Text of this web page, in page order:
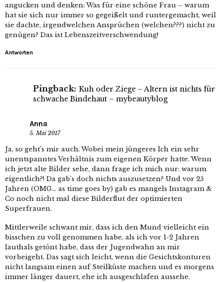
angucken und denken: Was für eine schöne Frau – warum
hat sie sich nur immer so gegeißelt und runtergemacht, weil
sie dachte, irgendwelchen Ansprüchen (welchen???) nicht zu
genügen? Das ist Lebenszeitverschwendung!
Antworten
Pingback: Kuh oder Ziege – Altern ist nichts für
schwache Bindehaut – mybeautyblog
Anna
5. Mai 2017
Ja, so geht’s mir auch. Wobei mein jüngeres Ich ein sehr
unentspanntes Verhältnis zum eigenen Körper hatte. Wenn
ich jetzt alte Bilder sehe, dann frage ich mich nur: warum
eigentlich?! Da gab’s doch nichts auszusetzen? Und vor 25
Jahren (OMG… as time goes by) gab es mangels Instagram &
Co noch nicht mal diese Bilderflut der optimierten
Superfrauen.
Mittlerweile schwant mir, dass ich den Mund vielleicht ein
bisschen zu voll genommen habe, als ich vor 1-2 Jahren
lauthals getönt habe, dass der Jugendwahn an mir
vorbeigeht. Das sagt sich leicht, wenn die Gesichtskonturen
nicht langsam einen auf Steilküste machen und es morgens
immer länger dauert, ehe ich ausgeschlafen aussehe.